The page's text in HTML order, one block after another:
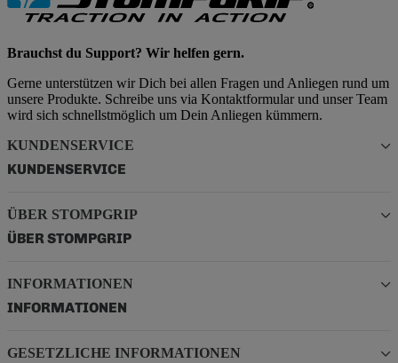
Brauchst du Support? Wir helfen gern.
Gerne unterstützen wir Dich bei allen Fragen und Anliegen rund um
unsere Produkte. Schreibe uns via Kontaktformular und unser Team
wird sich schnellstmöglich um Dein Anliegen kümmern.
KUNDENSERVICE
KUNDENSERVICE
ÜBER STOMPGRIP
ÜBER STOMPGRIP
INFORMATIONEN
INFORMATIONEN
GESETZLICHE INFORMATIONEN